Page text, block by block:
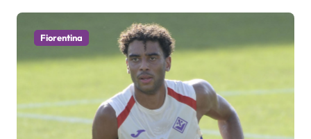
Fiorentina